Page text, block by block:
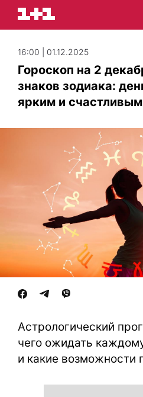
16:00 | 01.12.2025
Гороскоп на 2
знаков зодиака:
ярким и счастливым
Астрологический
чего ожидать
и какие возможности